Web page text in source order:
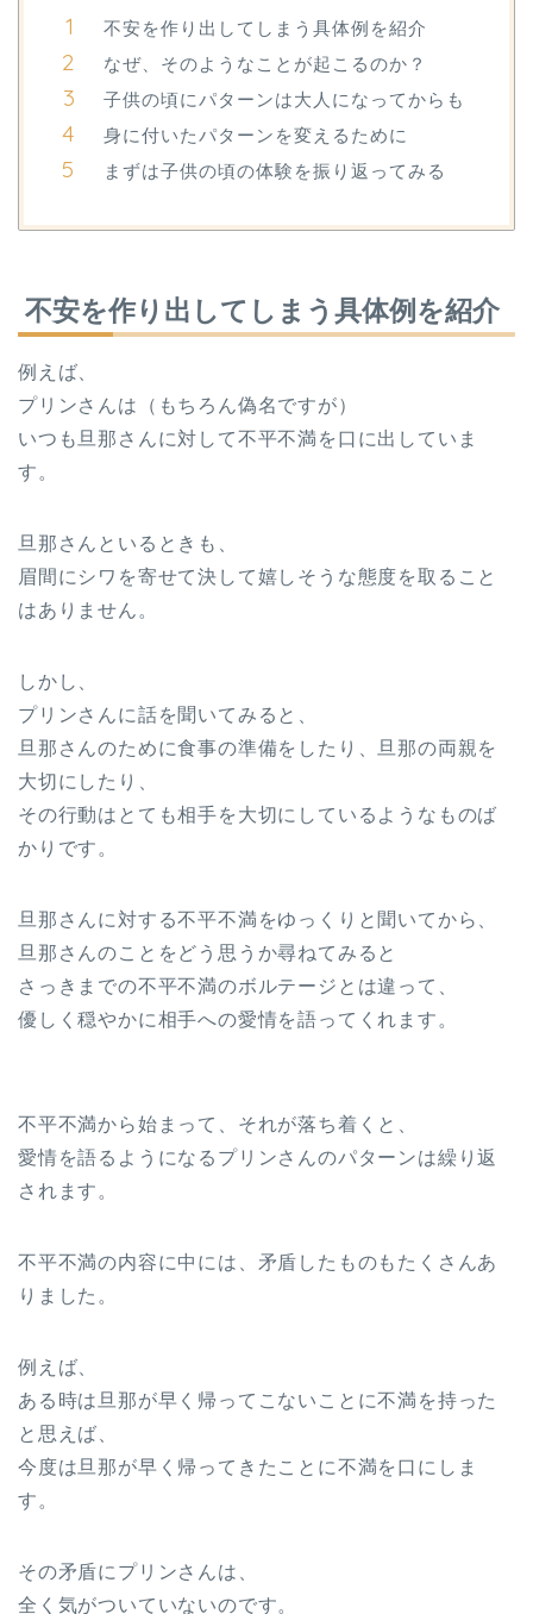
不安を作り出してしまう具体例を紹介
なぜ、そのようなことが起こるのか？
子供の頃にパターンは大人になってからも
身に付いたパターンを変えるために
まずは子供の頃の体験を振り返ってみる
不安を作り出してしまう具体例を紹介
例えば、
プリンさんは（もちろん偽名ですが）
いつも旦那さんに対して不平不満を口に出していま
す。
旦那さんといるときも、
眉間にシワを寄せて決して嬉しそうな態度を取ること
はありません。
しかし、
プリンさんに話を聞いてみると、
旦那さんのために食事の準備をしたり、旦那の両親を
大切にしたり、
その行動はとても相手を大切にしているようなものば
かりです。
旦那さんに対する不平不満をゆっくりと聞いてから、
旦那さんのことをどう思うか尋ねてみると
さっきまでの不平不満のボルテージとは違って、
優しく穏やかに相手への愛情を語ってくれます。
不平不満から始まって、それが落ち着くと、
愛情を語るようになるプリンさんのパターンは繰り返
されます。
不平不満の内容に中には、矛盾したものもたくさんあ
りました。
例えば、
ある時は旦那が早く帰ってこないことに不満を持った
と思えば、
今度は旦那が早く帰ってきたことに不満を口にしま
す。
その矛盾にプリンさんは、
全く気がついていないのです。